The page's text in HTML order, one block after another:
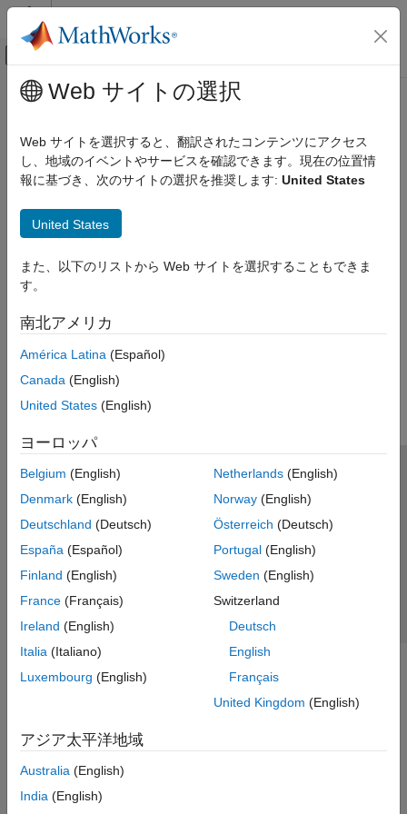
コンテンツへスキップ
オフキャンバス ナビゲーション メ
ドキュメンテーションのホーム
メインコンテンツ
Web サイトの選択
Web サイトを選択すると、翻訳されたコンテンツにアクセス
し、地域のイベントやサービスを確認できます。現在の位置情
報に基づき、次のサイトの選択を推奨します: United States
United States
また、以下のリストから Web サイトを選択することもできま
す。
南北アメリカ
América Latina (Español)
Canada (English)
United States (English)
ヨーロッパ
Belgium (English)
Denmark (English)
Deutschland (Deutsch)
España (Español)
Finland (English)
France (Français)
Ireland (English)
Italia (Italiano)
Luxembourg (English)
Netherlands(English)
Norway(English)
Österreich (Deutsch)
Portugal(English)
Sweden (English)
Switzerland
Deutsch
English
Français
United Kingdom (English)
アジア太平洋地域
Australia (English)
India (English)
トラストセンター
プライバシー ポリシー
違法コピー防止
アプリケーション ステータス
© 1994-2026 The MathWorks, Inc.